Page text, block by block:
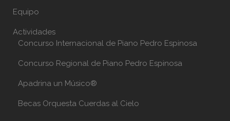
Equipo
Actividades
Concurso Internacional de Piano Pedro Espinosa
Concurso Regional de Piano Pedro Espinosa
Apadrina un Músico®
Becas Orquesta Cuerdas al Cielo